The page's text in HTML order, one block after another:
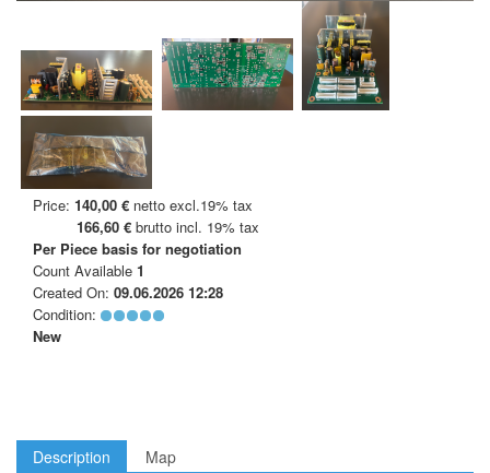
Price: 140,00 € netto excl.19% tax
166,60 € brutto incl. 19% tax
Per Piece basis for negotiation
Count Available 1
Created On: 09.06.2026 12:28
Condition:
New
Description Map